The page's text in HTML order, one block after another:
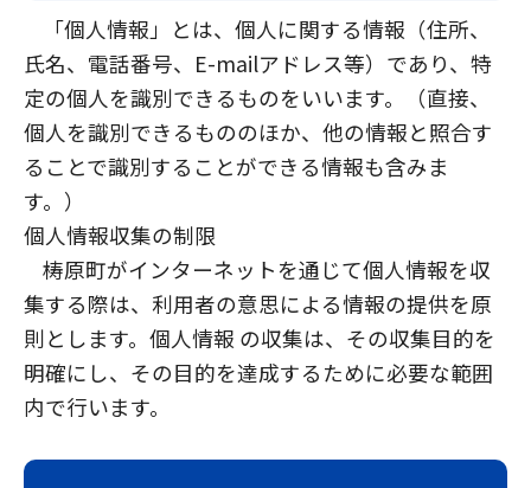
「個人情報」とは、個人に関する情報（住所、
氏名、電話番号、E-mailアドレス等）であり、特
定の個人を識別できるものをいいます。（直接、
個人を識別できるもののほか、他の情報と照合す
ることで識別することができる情報も含みま
す。）
個人情報収集の制限
梼原町がインターネットを通じて個人情報を収
集する際は、利用者の意思による情報の提供を原
則とします。個人情報 の収集は、その収集目的を
明確にし、その目的を達成するために必要な範囲
内で行います。